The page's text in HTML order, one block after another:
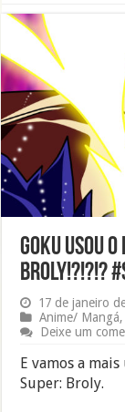
Goku usou
Broly!?!?!?
17 de janeiro
Anime/ Mangá,
Deixe um
E vamos a
Super: Broly.